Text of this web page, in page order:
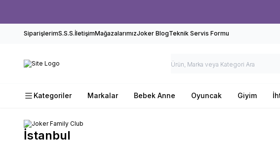
SiparişlerimS.S.S.İletişimMağazalarımızJoker BlogTeknik Servis Formu
Kategoriler Markalar Bebek Anne Oyuncak Giyim
İstanbul